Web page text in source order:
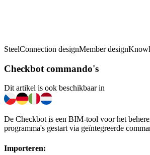
SteelConnection designMember design
Checkbot commando's
Dit artikel is ook beschikbaar in
De Checkbot is een BIM-tool voor het
programma's gestart via geïntegreerde
Importeren: